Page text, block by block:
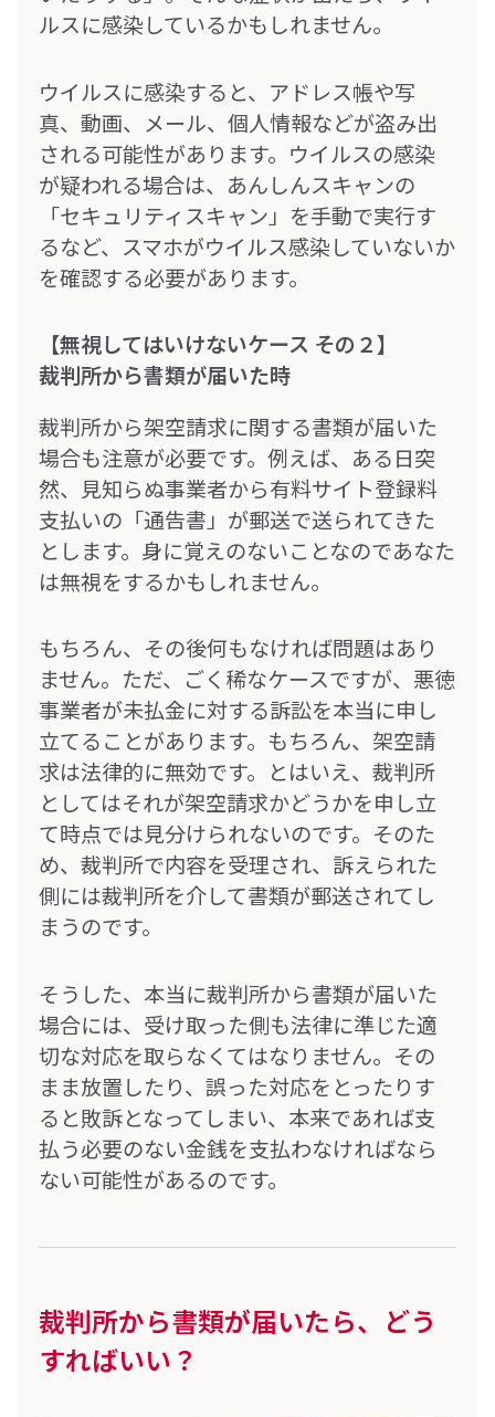
ルスに感染しているかもしれません。
ウイルスに感染すると、アドレス帳や写
真、動画、メール、個人情報などが盗み出
される可能性があります。ウイルスの感染
が疑われる場合は、あんしんスキャンの
「セキュリティスキャン」を手動で実行す
るなど、スマホがウイルス感染していないか
を確認する必要があります。
【無視してはいけないケース その２】
裁判所から書類が届いた時
裁判所から架空請求に関する書類が届いた
場合も注意が必要です。例えば、ある日突
然、見知らぬ事業者から有料サイト登録料
支払いの「通告書」が郵送で送られてきた
とします。身に覚えのないことなのであなた
は無視をするかもしれません。
もちろん、その後何もなければ問題はあり
ません。ただ、ごく稀なケースですが、悪徳
事業者が未払金に対する訴訟を本当に申し
立てることがあります。もちろん、架空請
求は法律的に無効です。とはいえ、裁判所
としてはそれが架空請求かどうかを申し立
て時点では見分けられないのです。そのた
め、裁判所で内容を受理され、訴えられた
側には裁判所を介して書類が郵送されてし
まうのです。
そうした、本当に裁判所から書類が届いた
場合には、受け取った側も法律に準じた適
切な対応を取らなくてはなりません。その
まま放置したり、誤った対応をとったりす
ると敗訴となってしまい、本来であれば支
払う必要のない金銭を支払わなければなら
ない可能性があるのです。
裁判所から書類が届いたら、どう
すればいい？